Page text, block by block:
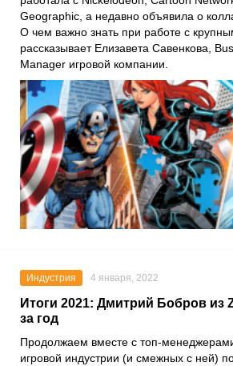
Geographic, а недавно объявила о
О чем важно знать при работе с
рассказывает Елизавета Савенкова,
Manager игровой компании.
Индустрия 4 января, 2022
Итоги 2021: Дмитрий Бобров из
за год
Продолжаем вместе с топ-
игровой индустрии (и смежных с ней)